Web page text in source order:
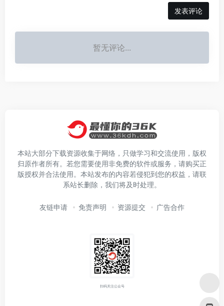
发表评论
暂无评论...
本站大部分下载资源收集于网络，只做学习和交流使用，版权
归原作者所有。若您需要使用非免费的软件或服务，请购买正
版授权并合法使用。本站发布的内容若侵犯到您的权益，请联
系站长删除，我们将及时处理。
友链申请 免责声明 资源提交 广告合作
扫码关注公众号